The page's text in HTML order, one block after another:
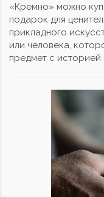
«Кремно» можно
подарок для
прикладного
или человека,
предмет с